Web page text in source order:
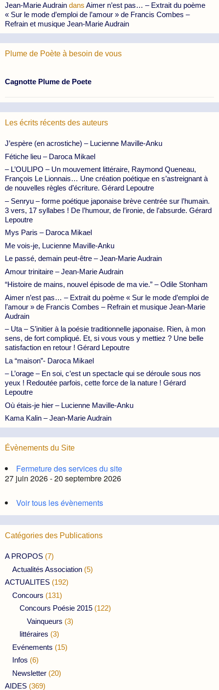
Jean-Marie Audrain dans Aimer n’est pas… – Extrait du poème
« Sur le mode d’emploi de l’amour » de Francis Combes –
Refrain et musique Jean-Marie Audrain
Plume de Poète à besoin de vous
Cagnotte Plume de Poete
Les écrits récents des auteurs
J’espère (en acrostiche) – Lucienne Maville-Anku
Fétiche lieu – Daroca Mikael
– L’OULIPO – Un mouvement littéraire, Raymond Queneau,
François Le Lionnais… Une création poétique en s’astreignant à
de nouvelles règles d’écriture. Gérard Lepoutre
– Senryu – forme poétique japonaise brève centrée sur l’humain.
3 vers, 17 syllabes ! De l’humour, de l’ironie, de l’absurde. Gérard
Lepoutre
Mys Paris – Daroca Mikael
Me vois-je, Lucienne Maville-Anku
Le passé, demain peut-être – Jean-Marie Audrain
Amour trinitaire – Jean-Marie Audrain
“Histoire de mains, nouvel épisode de ma vie.” – Odile Stonham
Aimer n’est pas… – Extrait du poème « Sur le mode d’emploi de
l’amour » de Francis Combes – Refrain et musique Jean-Marie
Audrain
– Uta – S’initier à la poésie traditionnelle japonaise. Rien, à mon
sens, de fort compliqué. Et, si vous vous y mettiez ? Une belle
satisfaction en retour ! Gérard Lepoutre
La “maison”- Daroca Mikael
– L’orage – En soi, c’est un spectacle qui se déroule sous nos
yeux ! Redoutée parfois, cette force de la nature ! Gérard
Lepoutre
Où étais-je hier – Lucienne Maville-Anku
Kama Kalin – Jean-Marie Audrain
Évènements du Site
Fermeture des services du site
27 juin 2026 - 20 septembre 2026
Voir tous les évènements
Catégories des Publications
A PROPOS (7)
Actualités Association (5)
ACTUALITES (192)
Concours (131)
Concours Poésie 2015 (122)
Vainqueurs (3)
littéraires (3)
Evénements (15)
Infos (6)
Newsletter (20)
AIDES (369)